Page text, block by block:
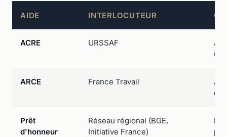
AIDE INTERLOCUTEUR
ACRE URSSAF
ARCE France Travail
en
Prêt
d'honneur
Réseau régional (BGE,
Initiative France)